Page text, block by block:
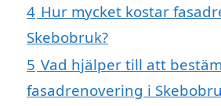
4 Hur mycket kostar
Skebobruk?
5 Vad hjälper till att
fasadrenovering i